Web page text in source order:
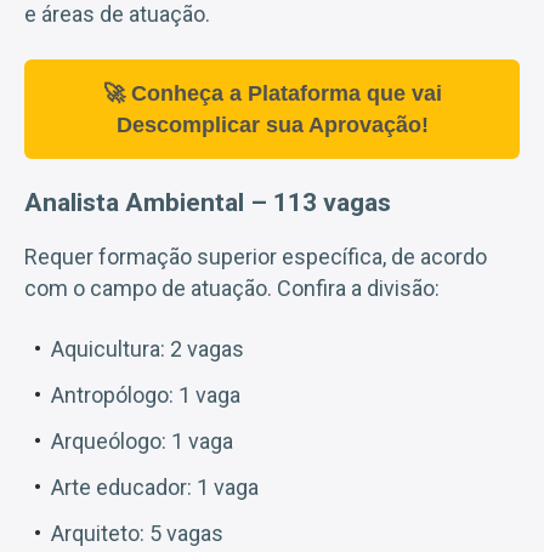
e áreas de atuação.
🚀 Conheça a Plataforma que vai
Descomplicar sua Aprovação!
Analista Ambiental – 113 vagas
Requer formação superior específica, de acordo
com o campo de atuação. Confira a divisão:
Aquicultura: 2 vagas
Antropólogo: 1 vaga
Arqueólogo: 1 vaga
Arte educador: 1 vaga
Arquiteto: 5 vagas